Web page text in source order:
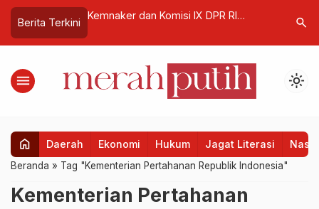
Berita Terkini
Tata Niaga
Distribusi
Kemnaker dan Komisi IX DPR RI
2026
search
menu light_mode
home Daerah Ekonomi Hukum Jagat Literasi
Beranda » Tag "Kementerian Pertahanan Republik Indonesia"
Kementerian Pertahanan